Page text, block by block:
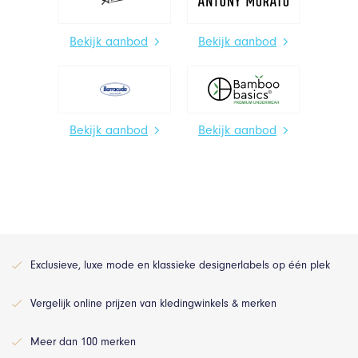
Bekijk aanbod Bekijk aanbod
Bekijk aanbod Bekijk aanbod
Exclusieve, luxe mode en klassieke designerlabels op één plek
Vergelijk online prijzen van kledingwinkels & merken
Meer dan 100 merken